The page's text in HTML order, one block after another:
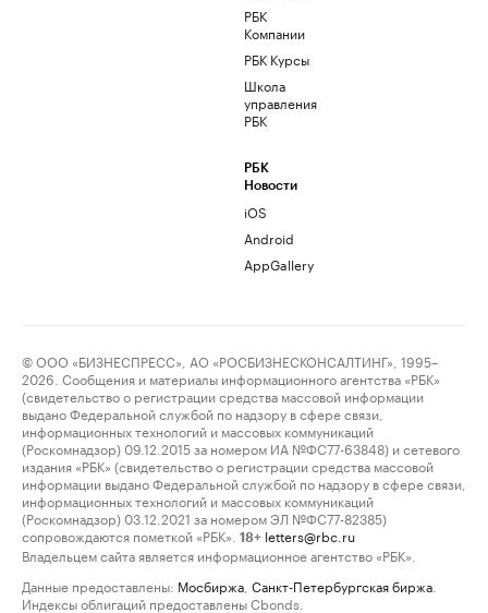
РБК
Компании
РБК Курсы
Школа
управления
РБК
РБК
Новости
iOS
Android
AppGallery
© ООО «БИЗНЕСПРЕСС», АО «РОСБИЗНЕСКОНСАЛТИНГ», 1995–
2026. Сообщения и материалы информационного агентства «РБК»
(свидетельство о регистрации средства массовой информации
выдано Федеральной службой по надзору в сфере связи,
информационных технологий и массовых коммуникаций
(Роскомнадзор) 09.12.2015 за номером ИА №ФС77-63848) и сетевого
издания «РБК» (свидетельство о регистрации средства массовой
информации выдано Федеральной службой по надзору в сфере связи,
информационных технологий и массовых коммуникаций
(Роскомнадзор) 03.12.2021 за номером ЭЛ №ФС77-82385)
сопровождаются пометкой «РБК».
18+ letters@rbc.ru
Владельцем сайта является информационное агентство «РБК».
Данные предоставлены: Мосбиржа Санкт-Петербургская биржа
Индексы облигаций предоставлены Cbonds.